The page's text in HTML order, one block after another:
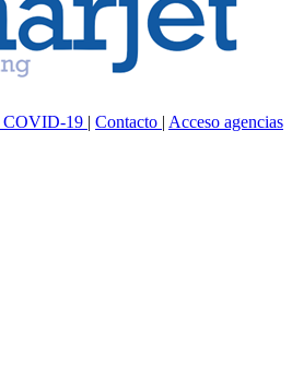
COVID-19 | Contacto | Acceso agencias